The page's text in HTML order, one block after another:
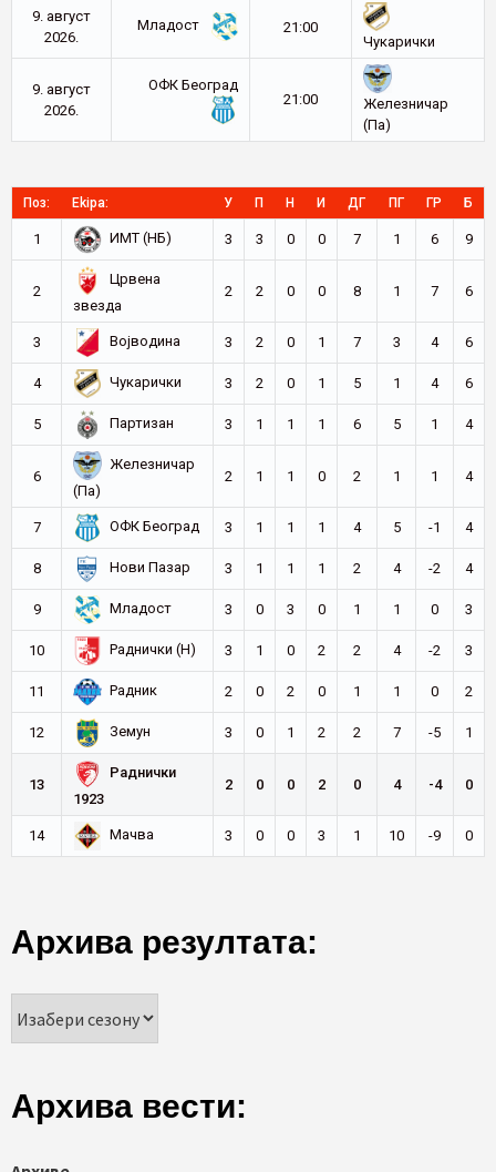
9. август
2026.
Младост
21:00
Чукарички
9. август
2026.
ОФК Београд
21:00
Железничар
(Па)
Поз: Ekipa: У П Н И ДГ ПГ ГР Б
1 ИМТ (НБ) 3 3 0 0 7 1 6 9
2
Црвена
звезда
2 2 0 0 8 1 7 6
3 Војводина 3 2 0 1 7 3 4 6
4 Чукарички 3 2 0 1 5 1 4 6
5 Партизан 3 1 1 1 6 5 1 4
6
Железничар
(Па)
2 1 1 0 2 1 1 4
7 ОФК Београд 3 1 1 1 4 5 -1 4
8 Нови Пазар 3 1 1 1 2 4 -2 4
9 Младост 3 0 3 0 1 1 0 3
10 Раднички (Н) 3 1 0 2 2 4 -2 3
11 Радник 2 0 2 0 1 1 0 2
12 Земун 3 0 1 2 2 7 -5 1
13
Раднички
1923
2 0 0 2 0 4 -4 0
14 Мачва 3 0 0 3 1 10 -9 0
Архива резултата:
Архива вести: